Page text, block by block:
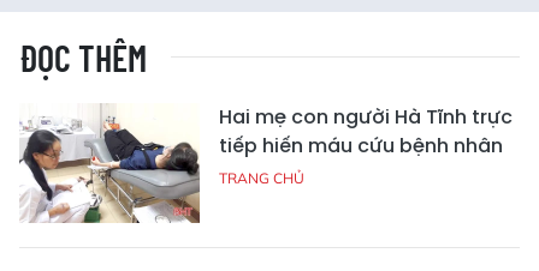
ĐỌC THÊM
Hai mẹ con người Hà Tĩnh trực
tiếp hiến máu cứu bệnh nhân
TRANG CHỦ